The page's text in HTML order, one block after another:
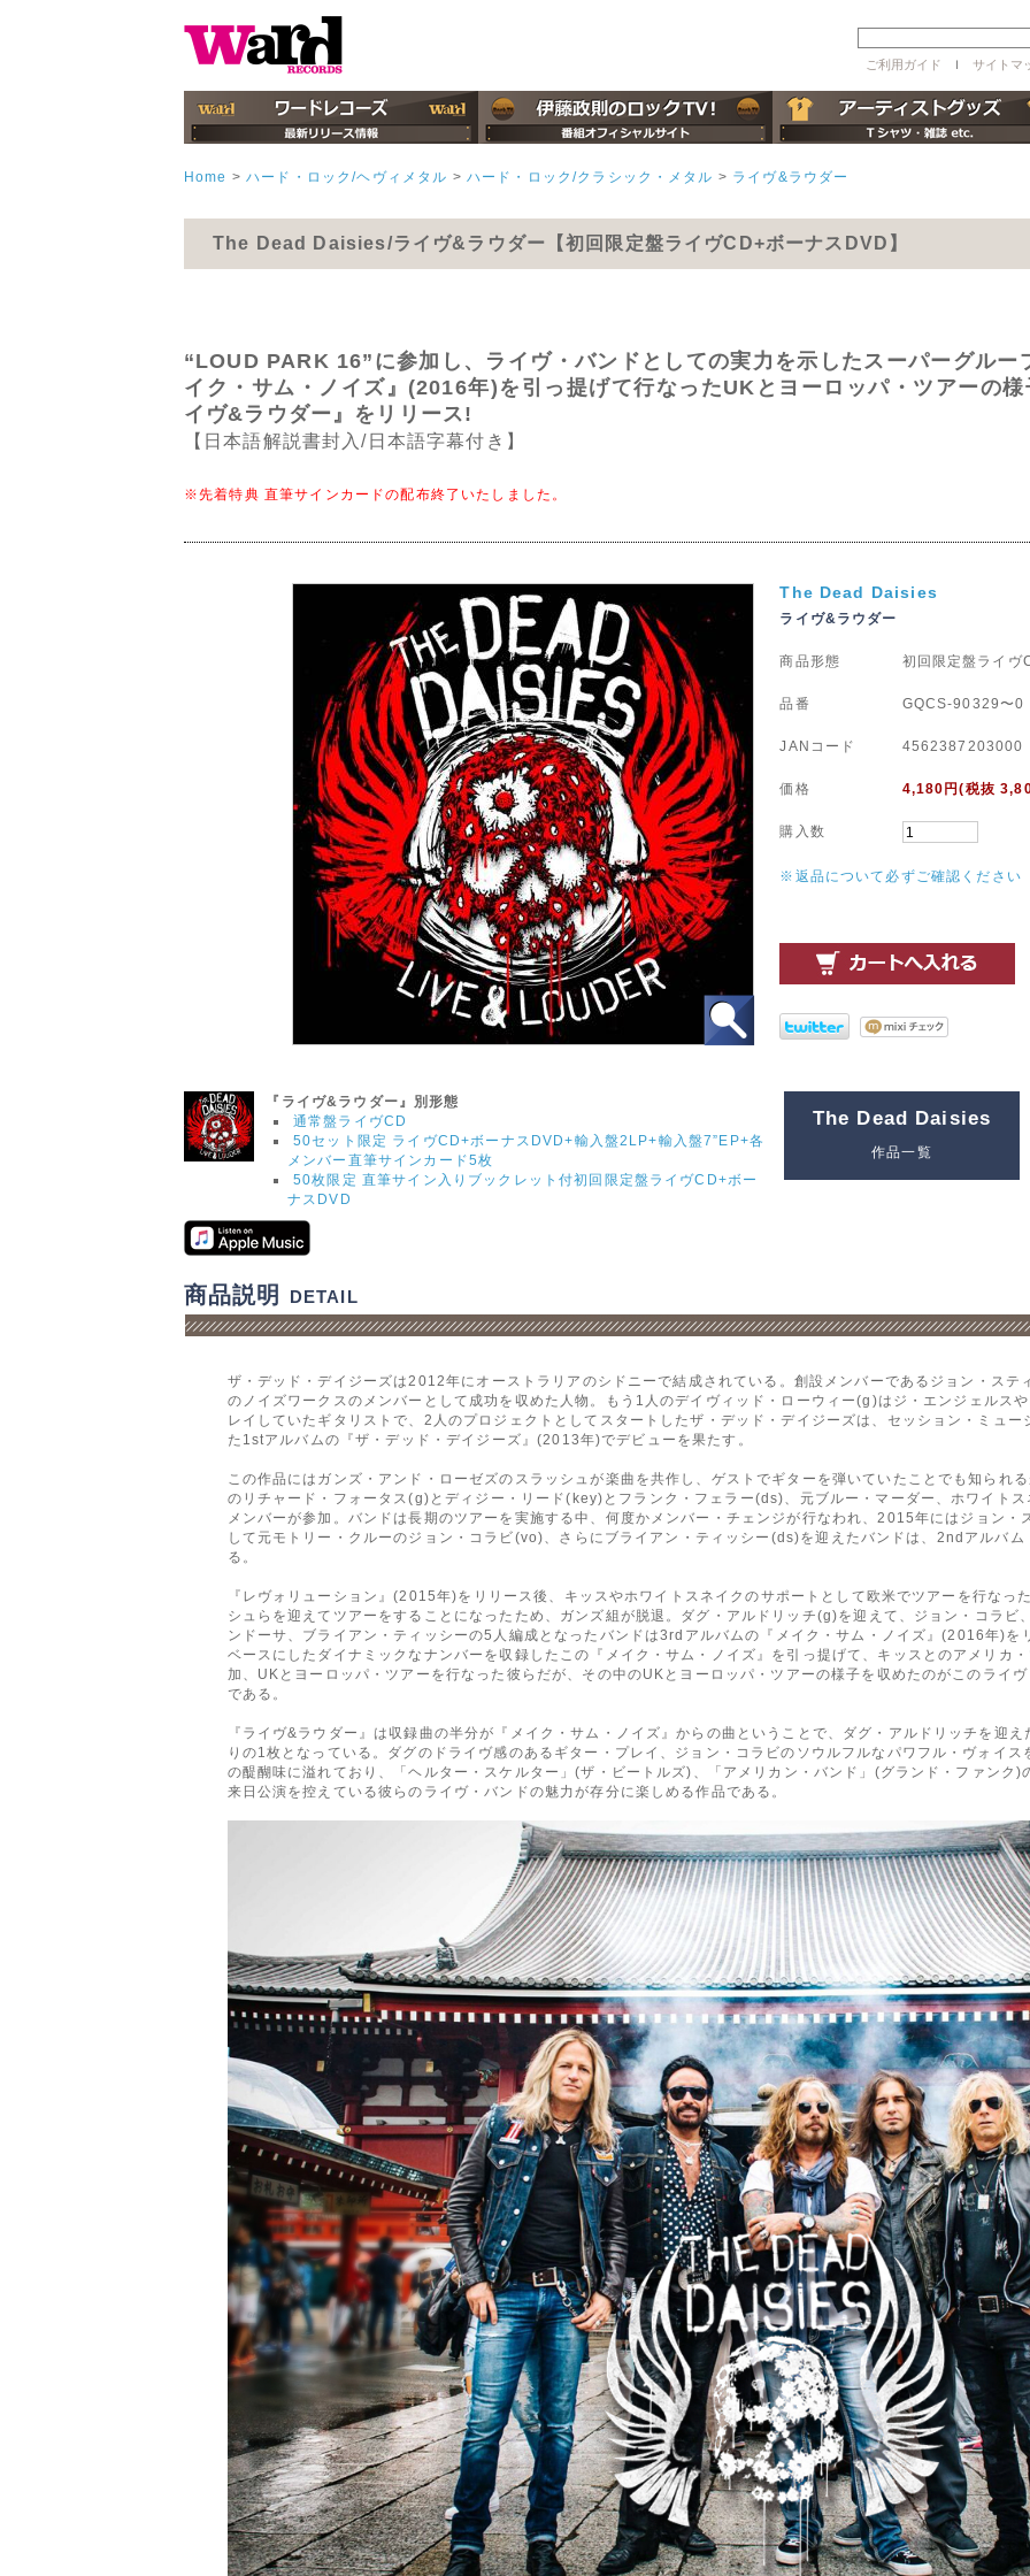
ご利用ガイド ｌ サイトマ
Home > ハード・ロック/ヘヴィメタル > ハード・ロック/クラシック・メタル > ライヴ&ラウダー
The Dead Daisies/ライヴ&ラウダー【初回限定盤ライヴCD+ボーナスDVD】
“LOUD PARK 16”に参加し、ライヴ・バンドとしての実力を示したスーパーグルー
イク・サム・ノイズ』(2016年)を引っ提げて行なったUKとヨーロッパ・ツアーの
イヴ&ラウダー』をリリース!
【日本語解説書封入/日本語字幕付き】
※先着特典 直筆サインカードの配布終了いたしました。
The Dead Daisies
ライヴ&ラウダー
商品形態 初回限定盤ライヴ
品番 GQCS-90329〜0
JANコード 4562387203000
価格 4,180円(税抜
購入数
※返品について必ずご確認ください
『ライヴ&ラウダー』別形態
通常盤ライヴCD
50セット限定 ライヴCD+ボーナスDVD+輸入盤2LP+輸入盤7”EP+各
メンバー直筆サインカード5枚
50枚限定 直筆サイン入りブックレット付初回限定盤ライヴCD+ボー
ナスDVD
The Dead Daisies
作品一覧
商品説明 DETAIL
ザ・デッド・デイジーズは2012年にオーストラリアのシドニーで結成されている。創設メンバーであるジョン・ステ
のノイズワークスのメンバーとして成功を収めた人物。もう1人のデイヴィッド・ローウィー(g)はジ・エンジェルス
レイしていたギタリストで、2人のプロジェクトとしてスタートしたザ・デッド・デイジーズは、セッション・ミュ
た1stアルバムの『ザ・デッド・デイジーズ』(2013年)でデビューを果たす。
この作品にはガンズ・アンド・ローゼズのスラッシュが楽曲を共作し、ゲストでギターを弾いていたことでも知られ
のリチャード・フォータス(g)とディジー・リード(key)とフランク・フェラー(ds)、元ブルー・マーダー、ホワイト
メンバーが参加。バンドは長期のツアーを実施する中、何度かメンバー・チェンジが行なわれ、2015年にはジョン・
して元モトリー・クルーのジョン・コラビ(vo)、さらにブライアン・ティッシー(ds)を迎えたバンドは、2ndアルバ
る。
『レヴォリューション』(2015年)をリリース後、キッスやホワイトスネイクのサポートとして欧米でツアーを行なっ
シュらを迎えてツアーをすることになったため、ガンズ組が脱退。ダグ・アルドリッチ(g)を迎えて、ジョン・コラビ
ンドーサ、ブライアン・ティッシーの5人編成となったバンドは3rdアルバムの『メイク・サム・ノイズ』(2016年)を
ベースにしたダイナミックなナンバーを収録したこの『メイク・サム・ノイズ』を引っ提げて、キッスとのアメリカ
加、UKとヨーロッパ・ツアーを行なった彼らだが、その中のUKとヨーロッパ・ツアーの様子を収めたのがこのライ
である。
『ライヴ&ラウダー』は収録曲の半分が『メイク・サム・ノイズ』からの曲ということで、ダグ・アルドリッチを迎
りの1枚となっている。ダグのドライヴ感のあるギター・プレイ、ジョン・コラビのソウルフルなパワフル・ヴォイ
の醍醐味に溢れており、「ヘルター・スケルター」(ザ・ビートルズ)、「アメリカン・バンド」(グランド・ファンク
来日公演を控えている彼らのライヴ・バンドの魅力が存分に楽しめる作品である。